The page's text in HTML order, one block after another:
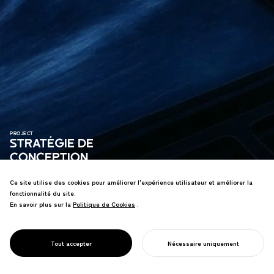
PROJECT
STRATÉGIE DE
CONCEPTION
GESTION DE LA
SÉCURITÉ DES
NUCLÉAIRES DU
JAPON
Japon, établissant un pont vers l'avenir
des énergies renouvelables.
Ce site utilise des cookies pour améliorer l'expérience utilisateur et améliorer la
fonctionnalité du site.
En savoir plus sur la Politique de Cookies
Politique de Cookies .
Tout accepter Nécessaire uniquement